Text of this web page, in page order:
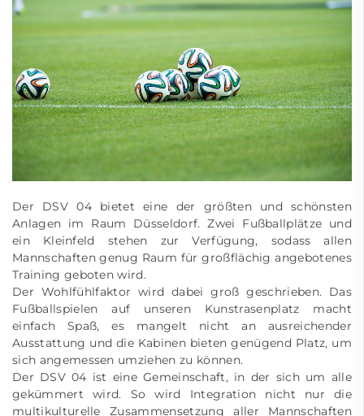
Der DSV 04 bietet eine der größten und schönsten
Anlagen im Raum Düsseldorf. Zwei Fußballplätze und
ein Kleinfeld stehen zur Verfügung, sodass allen
Mannschaften genug Raum für großflächig angebotenes
Training geboten wird.
Der Wohlfühlfaktor wird dabei groß geschrieben. Das
Fußballspielen auf unseren Kunstrasenplatz macht
einfach Spaß, es mangelt nicht an ausreichender
Ausstattung und die Kabinen bieten genügend Platz, um
sich angemessen umziehen zu können.
Der DSV 04 ist eine Gemeinschaft, in der sich um alle
gekümmert wird. So wird Integration nicht nur die
multikulturelle Zusammensetzung aller Mannschaften